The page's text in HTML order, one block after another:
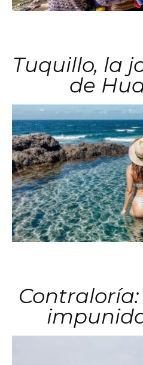
Tuquillo, la
de